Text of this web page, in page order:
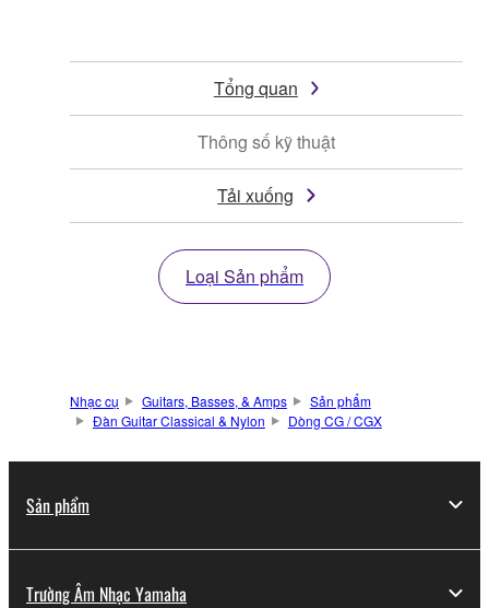
Tổng quan
Thông số kỹ thuật
Tải xuống
Loại Sản phẩm
Nhạc cụ Guitars, Basses, & Amps
Sản phẩm
Đàn Guitar Classical & Nylon
Dòng CG / CGX
Sản phẩm
Trường Âm Nhạc Yamaha